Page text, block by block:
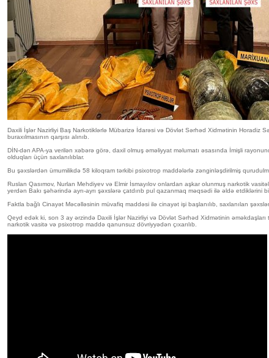
Daxili İşlər Nazirliyi Baş Narkotiklərlə Mübarizə İdarəsi və Dövlət Sərhəd Xidmətinin Horadiz
buraxılmasının qarşısı alınıb.
DİN-dən APA-ya verilən xəbərə görə, daxil olmuş əməliyyat məlumatı əsasında İmişli
olduqları üçün saxlanılıblar.
Bu şəxslərdən ümumilikdə 58 kiloqram tərkibi psixotrop maddələrlə zənginləşdirilmiş
Ruslan Qasımov, Nurlan Mehdiyev və Elmir İsmayılov onlardan aşkar olunmuş narkotik
yerdən Bakı şəhərində ayrı-ayrı şəxslərə çatdırıb pul qazanmaq məqsədi ilə əldə etdiklərini
Faktla bağlı Cinayət Məcəlləsinin müvafiq maddəsi ilə cinayət işi başlanılıb, saxlanılan
Qeyd edək ki, son 3 ay ərzində Daxili İşlər Nazirliyi və Dövlət Sərhəd Xidmətinin
narkotik vasitə və psixotrop maddə qanunsuz dövriyyədən çıxarılıb.